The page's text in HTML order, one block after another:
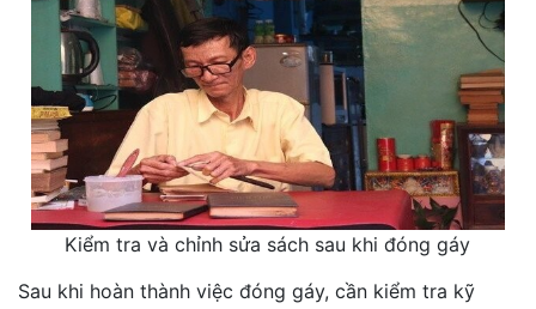
Kiểm tra và chỉnh sửa sách sau khi đóng gáy
Sau khi hoàn thành việc đóng gáy, cần kiểm tra kỹ